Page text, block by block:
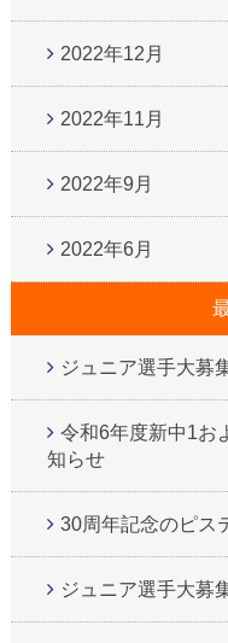
2022年12月
2022年11月
2022年9月
2022年6月
ジュニア選手大募
令和6年度新中1お
知らせ
30周年記念のピス
ジュニア選手大募